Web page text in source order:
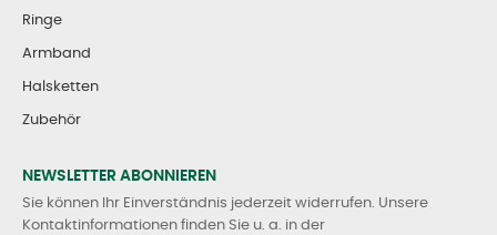
Ringe
Armband
Halsketten
Zubehör
NEWSLETTER ABONNIEREN
Sie können Ihr Einverständnis jederzeit widerrufen. Unsere
Kontaktinformationen finden Sie u. a. in der